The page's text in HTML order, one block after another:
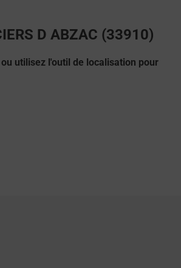
D ABZAC (33910)
utilisez l'outil de localisation pour